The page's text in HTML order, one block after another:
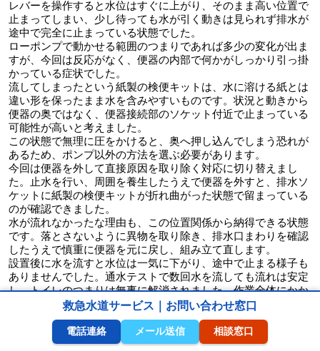
レバーを操作すると水位はすぐに上がり、そのまま高い位置で
止まってしまい、少し待っても水が引く動きは見られず排水が
途中で完全に止まっている状態でした。
ローポンプで動かせる範囲のつまりであれば多少の変化が出ま
すが、今回は反応がなく、便器の内部で何かがしっかり引っ掛
かっている症状でした。
流してしまったという紙製の検便キットは、水に溶ける紙とは
違い形を保ったまま水を含みやすいものです。状況と動きから
便器の奥ではなく、便器接続部のソケット付近で止まっている
可能性が高いと考えました。
この状態で無理に圧をかけると、奥へ押し込んでしまう恐れが
あるため、ポンプ以外の方法を選ぶ必要があります。
今回は便器を外して直接原因を取り除く対応に切り替えまし
た。止水を行い、周囲を養生したうえで便器を外すと、排水ソ
ケットに紙製の検便キットが折れ曲がった状態で留まっている
のが確認できました。
水が流れなかったな理由も、この位置関係から納得できる状態
です。落とさないように異物を取り除き、排水口まわりを確認
したうえで慎重に便器を元に戻し、組み立て直します。
設置後に水を流すと水位は一気に下がり、途中で止まる様子も
ありませんでした。通水テストで数回水を流しても流れは安定
し、トイレのつまりは無事に解消されました。作業全体にかか
った時間はおよそ1時間ほどです。
お客様からは、「原因が分かって安心した、早めに相談して良
かったと」のお声をいただきました。
紙製であっても、トイレットペーパー以外の物は便器内部で止
救急水道サービス｜お問い合わせ窓口
電話連絡 メール送信 相談窓口